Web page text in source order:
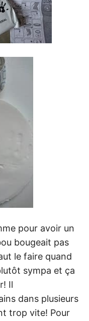
pour avoir un
bougeait pas
le faire quand
sympa et ça
Il
dans plusieurs
trop vite! Pour